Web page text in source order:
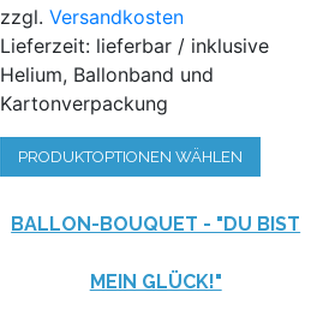
zzgl.Versandkosten
Lieferzeit: lieferbar / inklusive
Helium, Ballonband und
Kartonverpackung
PRODUKTOPTIONEN WÄHLEN
BALLON-BOUQUET - "DU BIST
MEIN GLÜCK!"